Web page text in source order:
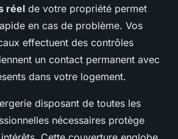
réel de votre propriété permet
en cas de problème. Vos
effectuent des contrôles
un contact permanent avec
dans votre logement.
disposant de toutes les
nécessaires protège